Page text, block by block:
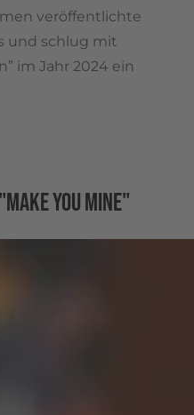
veröffentlichte
und schlug mit
im Jahr 2024 ein
YOU MINE"